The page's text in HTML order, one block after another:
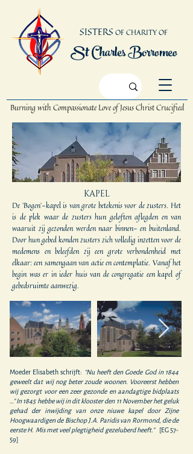
Burning with Compassionate Loveof Jesus Christ Crucified
St Charles Borromeo
SISTERS OF CHARITY OF
KAPEL
De 'Bogen'-kapel is van grote betekenis voor de zusters. Het
is de plek waar de zusters hun geloften aflegden en van
waaruit zij gezonden werden naar binnen- en buitenland.
Door hun gebed konden zusters zich volledig inzetten voor de
medemens en beleefden zij een grote verbondenheid met
elkaar: een samengaan van actie en contemplatie. Vanaf het
begin was er in ieder huis van de congregatie een kapel of
gebedsruimte aanwezig.
Moeder Elisabeth schrijft: “Nu heeft den Goede God in 1844
geweelt dat wij nog beter zoude woonen. Vooreerst hebben
wij gezorgt voor een zeer gezonde en aandagtige bidplaats
…" In 1845 hebbe wij in dit klooster den 11 November het geluk
gehad der inwijding van onze niuwe kapel door Zijne
Hoogwaardigen de Bischop J.A. Paridis van Rormond, die de
eerste H. Mis met veel plegtigheid gezeluberd heeft.” [EG 57-
59]